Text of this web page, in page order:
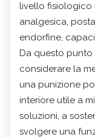
livello fisiologico
analgesica,
endorfine,
Da questo
considerare la
una punizione
interiore utile a
soluzioni, a
svolgere una